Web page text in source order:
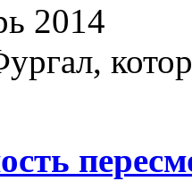
2014